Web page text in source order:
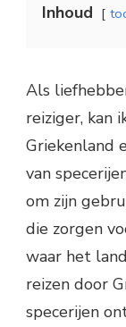
Inhoud
Als
reiziger, kan
Griekenland
van
om zijn
die zorgen
waar het
reizen door
specerijen